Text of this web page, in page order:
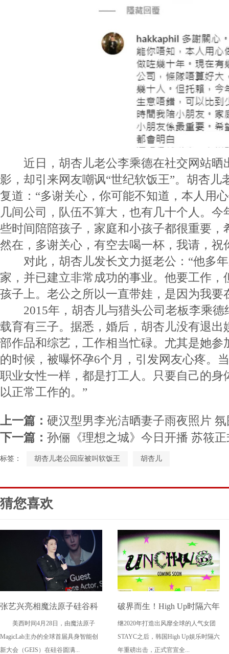
近日，胡杏儿老公李乘德在社交网站晒
影，却引来网友嘲讽“世纪软饭王”。胡杏儿
复道：“多谢关心，你可能不知道，本人用
几间公司，队伍不算大，也有几十个人。
些时间陪陪孩子，家庭和小孩子都很重要，
然在，多谢关心，有空去喝一杯，我请，祝
对此，胡杏儿发长文力挺老公：“他多年
家，并已建立非常成功的事业。他要工作，
孩子上。老公之所以一直带娃，是因为我要
2015年，胡杏儿与猎头公司老板李乘德
载育有三子。据悉，婚后，胡杏儿没有退出
部作品和综艺，工作相当忙碌。尤其是她参
的时候，被曝怀孕6个月，引发网友心疼。
职业女性一样，都是打工人。只要自己的身
以正常工作的。”
上一篇： 硬汉型男李光洁晒妻子雨夜照片 氛
下一篇： 孙俪《理想之城》今日开播 苏筱
标签： 胡杏儿老公回应被叫软饭王 胡杏儿
猜您喜欢
张艺兴亮相魔法原子硅谷科
技盛会 助力中国科技与文化
走向全球舞台
美西时间4月28日，由魔法原子
MagicLab主办的全球首届具身智能创
新大会（GEIS）在硅谷圆满...
破界而生！High Up时隔六年
再出王牌 新女团UNCHILD
携"叛逆新概念"4.21震撼出
继2020年打造出风靡全球的人气女团
STAYC之后，韩国High Up娱乐时隔六
年重磅出击，正式官宣全...